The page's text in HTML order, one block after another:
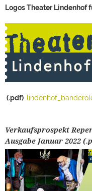
Logos Theater Lindenhof
(.pdf)
Verkaufsprospekt
Ausgabe Januar 2022